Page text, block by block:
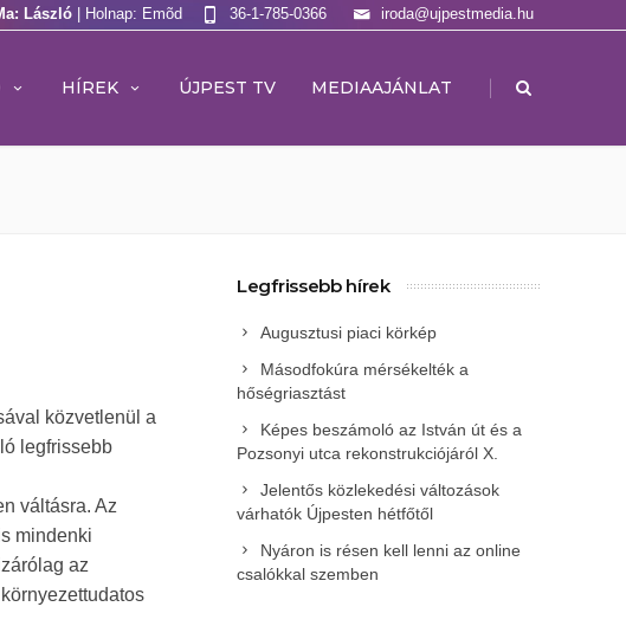
László | Holnap: Emõd iroda@ujpestmedia.hu
36-1-785-0366
HÍREK ÚJPEST TV MEDIAAJÁNLAT |
közvetlenül a
legfrissebb
váltásra. Az
mindenki
az
Legfrissebb hírek
Augusztusi piaci körkép
Másodfokúra mérsékelték a
hőségriasztást
Képes beszámoló az István út és a
Pozsonyi utca rekonstrukciójáról X.
Jelentős közlekedési változások
várhatók Újpesten hétfőtől
Nyáron is résen kell lenni az online
csalókkal szemben